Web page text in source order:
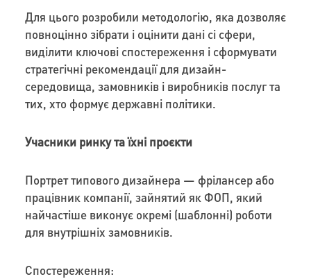
Для цього розробили методологію, яка дозволяє
повноцінно зібрати і оцінити дані сі сфери,
виділити ключові спостереження і сформувати
стратегічні рекомендації для дизайн-
середовища, замовників і виробників послуг та
тих, хто формує державні політики.
Учасники ринку та їхні проєкти
Портрет типового дизайнера — фрілансер або
працівник компанії, зайнятий як ФОП, який
найчастіше виконує окремі (шаблонні) роботи
для внутрішніх замовників.
Спостереження: